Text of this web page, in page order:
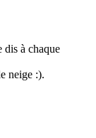
dis à chaque
neige :).